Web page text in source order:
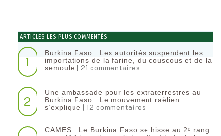
ARTICLES LES PLUS COMMENTÉS
1
Burkina Faso : Les autorités suspendent les
importations de la farine, du couscous et de la
semoule | 21 commentaires
2
Une ambassade pour les extraterrestres au
Burkina Faso : Le mouvement raëlien
s’explique | 12 commentaires
CAMES : Le Burkina Faso se hisse au 2ᵉ rang